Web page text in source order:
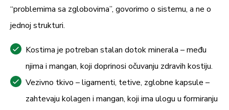
Hrskavica ajkule
– standardizovano na 4%
hondroitin-sulfata
mg
6,0 mg
n.d.
alergične na ribe, rakove, školjke, ili
preosetljive na neki od sastojaka proizvoda!
Nije namenjeno trudnicama, dojiljama i
mlađima od 18 godina.
Način čuvanja:
“problemima sa zglobovima”, govorimo o sistemu, a ne o
jednoj strukturi.
Kostima je potreban stalan dotok minerala – među
njima i mangan, koji doprinosi očuvanju zdravih kostiju.
Vezivno tkivo – ligamenti, tetive, zglobne kapsule –
zahtevaju kolagen i mangan, koji ima ulogu u formiranju